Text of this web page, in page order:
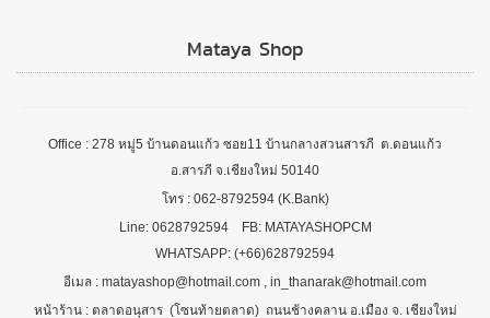
Mataya Shop
Office : 278 หมู่5 บ้านดอนแก้ว ซอย11 บ้านกลางสวนสารภี ต.ดอนแก้ว
อ.สารภี จ.เชียงใหม่ 50140
โทร : 062-8792594 (K.Bank)
Line: 0628792594 FB: MATAYASHOPCM
WHATSAPP: (+66)628792594
อีเมล : matayashop@hotmail.com , in_thanarak@hotmail.com
หน้าร้าน : ตลาดอนุสาร (โซนท้ายตลาด) ถนนช้างคลาน อ.เมือง จ. เชียงใหม่